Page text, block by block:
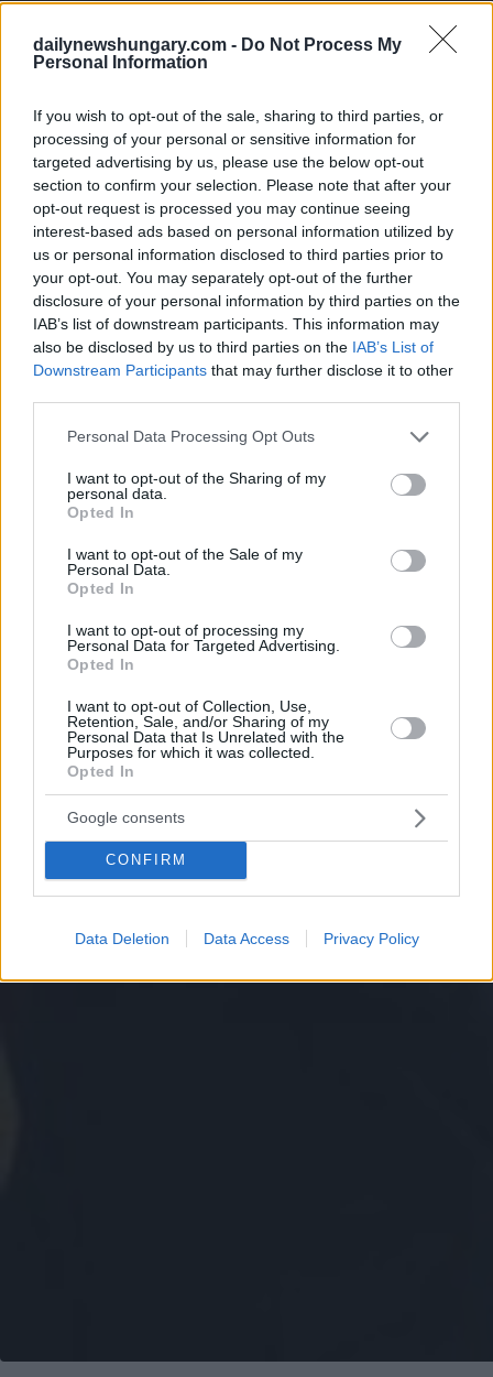
dailynewshungary.com - Do Not Process My
Personal Information
If you wish to opt-out of the sale, sharing to third parties, or
processing of your personal or sensitive information for
targeted advertising by us, please use the below opt-out
section to confirm your selection. Please note that after your
opt-out request is processed you may continue seeing
interest-based ads based on personal information utilized by
us or personal information disclosed to third parties prior to
your opt-out. You may separately opt-out of the further
disclosure of your personal information by third parties on the
IAB’s list of downstream participants. This information may
also be disclosed by us to third parties on the IAB’s List of
Downstream Participants that may further disclose it to other
Please note that this website/app uses one or more Google
not limited to your visit or usage behaviour. You may click to
grant or deny consent to Google and its third-party tags to
use your data for below specified purposes in below Google
consent section.
Personal Data Processing Opt Outs
I want to opt-out of the Sharing of my
personal data.
Opted In
I want to opt-out of the Sale of my
Personal Data.
Opted In
I want to opt-out of processing my
Personal Data for Targeted Advertising.
Opted In
I want to opt-out of Collection, Use,
Retention, Sale, and/or Sharing of my
Personal Data that Is Unrelated with the
Purposes for which it was collected.
Opted In
Google consents
CONFIRM
Data Deletion Data Access Privacy Policy